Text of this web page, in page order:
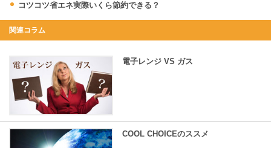
コツコツ省エネ実際いくら節約できる？
関連コラム
電子レンジ VS ガス
COOL CHOICEのススメ